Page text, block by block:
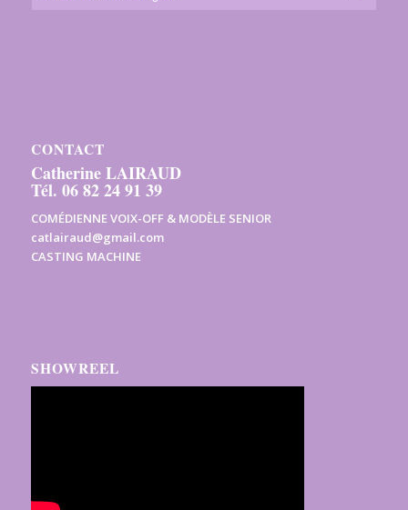
CONTACT
Catherine LAIRAUD
Tél. 06 82 24 91 39
COMÉDIENNE VOIX-OFF & MODÈLE SENIOR
catlairaud@gmail.com
CASTING MACHINE
SHOWREEL